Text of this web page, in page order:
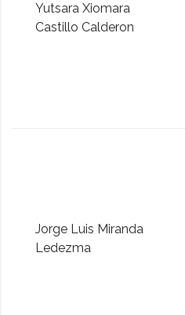
Yutsara Xiomara
Castillo Calderon
Jorge Luis Miranda
Ledezma